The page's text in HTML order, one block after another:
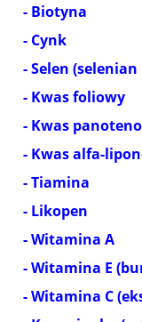
- Biotyna
- Cynk
- Selen (selenian
- Kwas foliowy
- Kwas
- Kwas alfa-
- Tiamina
- Likopen
- Witamina A
- Witamina E
- Witamina C